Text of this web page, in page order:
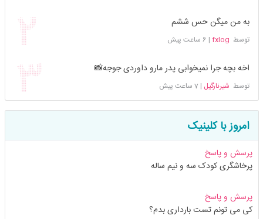
به من میگن حس ششم
توسط fxlog
| 6 ساعت پیش
اخه بچه جرا نمیخوابی پدر مارو داوردی جوجه📸
توسط شیرنارگیل |7 ساعت پیش
امروز با کلینیک
پرسش و پاسخ
پرخاشگری کودک سه و نیم ساله
پرسش و پاسخ
کی می تونم تست بارداری بدم؟